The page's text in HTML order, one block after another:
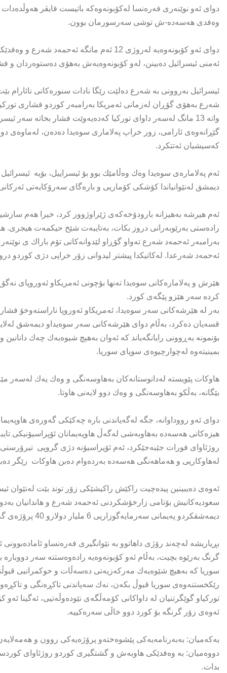
دوای ئه‌و نوێنه‌رى فەره‌نسا له‌كۆبونه‌وه‌كه‌ باتیست فایڤر
وه‌فدی هه‌سه‌ده‌-ش توشی سه‌رسورمان بوون.
دوای ئەو کۆبونەوەیە له‌روژی 12 ئه‌م مانگه‌
ئه‌منی ئیسرائیل ده‌بینن، له‌و كۆبونه‌وه‌یه‌ش به‌هۆی ده‌ستوه‌ردان و
ئیسرائیل به‌روونی به‌ شه‌رع ده‌لێت رێگا نادات سنوره‌كانی نائارام
شه‌رع به‌هۆی گۆڕان له‌زمانی ئه‌مریكا به‌رامبه‌ر كوردو فشاری
واته‌ 13 مانگ له‌سه‌ر داوای توركیا كه‌ده‌یه‌وێت فشار بخاته‌
گێڕانه‌وه‌ی ئارامی، زور خراپ په‌لاماری سوه‌یدا ده‌ده‌ن،
كه‌سیشیان ئه‌تتكرد.
ئه‌م په‌لاماره‌ی سوه‌یدا وه‌ك وەڵامێك بوو بۆ ئیسراییل، بۆیه‌
دیمشق له‌نێوانیاندا كۆشكی كۆماریی و باره‌گای سه‌رۆكایه‌تی
ئه‌م هیرشە‌ به‌هیزانە بارودۆخه‌كه‌ی ژێراوژوور كرد، خیرا هه‌م
راده‌ستی به‌رێوبه‌رانی دروز بکات، به‌تایبه‌ت شێخ حیكمه‌ت هیجری.
به‌رامبەر ئه‌حمه‌د شەرع ته‌واو گۆڕاو لێدوانه‌كانی تۆم باراك ى
ئه‌حمه‌د شه‌رعدا. له‌كاتیكدا پیشتر لیدوانی زۆر خراپی دژی كوردو
هێرش و په‌لاماره‌كانی سوه‌یدا ته‌نها بۆچونی ئه‌مریكاو ئه‌وروپای
كرده‌ سه‌ر هێزو پێگه‌ی كورد.
به‌ر له‌ هێرشه‌كانی سه‌ر سوه‌یدا، ئه‌مریكاو ئه‌وروپا ناراسته‌وخۆ
قسه‌یان ده‌كرد، به‌ڵام دوای هێرشەکانی سەر سوه‌یداو دیمه‌شق
بۆنمونه‌ به‌ڕوونی رایانگه‌یاند كه‌ ئه‌وان به‌هیچ شیوه‌یه‌ك چه‌ك
بمینیته‌وه‌ له‌چوارچیوه‌ی سوپای سوریا.
هاوكات پێویسته‌ له‌دانوستانه‌كان به‌هاوسه‌نگی و وه‌ك یه‌ك
بێگانه‌، به‌ڵكو به‌هاوسه‌نگی و وه‌ك دوو لایه‌نی هاوتا.
دوای ئه‌و رووداوانه‌، جگه‌ له‌گه‌یاندنی باره‌ چه‌كێكی گه‌وره‌ی
هیزه‌كانی هه‌سه‌ده‌ به‌هاوبه‌شی له‌گه‌ڵ هاوپه‌یمانان ئۆپراسیۆنیكی
روژئاوای فورات جێبه‌جێكرد، ئه‌م ئۆپراسیۆنه‌ دژی گروپی ‌ تیرۆرستی
له‌هاوكاریی و هه‌ماهه‌نگی هه‌سه‌ده‌ بەردەوام دەبن هاوکات ‌‌ رێگر
ئەوەی دەیبینین پیده‌چیت راكێش راكیشێكی زۆر توند بێت له‌نێوان
سعودیه‌كانیش بۆتامی زارخۆشكردنی ئه‌حمه‌د شه‌رع و هاندانیان
دیمه‌شقكردو په‌یمانی سەرمایەگوزاریی 6 ملیار دولارو 40 پرۆژه‌ی گه‌وره‌یان پیدان، به‌ڵام مه‌‌رجداره‌ به‌دووركه‌وتنه‌وه‌یان له‌توركیا.
بڕیاریشه‌ له‌چه‌ند رۆژی داهاتوو به‌ نێوانگیری فه‌ره‌نساو
گرنگ به‌رێوه‌ بچیت، به‌ڵام ئه‌و كۆبونه‌وه‌یه‌ راده‌وه‌ستته‌ سه‌ر
سوریا كه‌ به‌هیچ شێوه‌یه‌ك مه‌ركه‌زیه‌تی ده‌سه‌ڵات و حوكمرانیی
رێكخستنه‌وه‌ى سوریا قبوڵ بكه‌ن، نه‌ك سه‌پاندنی تاكڕه‌نگی و
توركیاو گوێگرتنیان له‌ داواكانی كۆمه‌ڵگه‌ی نێوده‌وڵه‌تیی، ئه‌گینا
ئه‌وه‌ی زۆر گرنگه‌ بۆ كورد دوو خاڵی سه‌ره‌كییه‌.
یه‌كه‌میان: به‌به‌رنامه‌یه‌كی پێشوه‌خته‌و پرۆژه‌یه‌كی روون و
دووه‌میان: به‌ وه‌فدێكی هاوبه‌ش و گشتگیری كوردو روژئاوای
بدات.